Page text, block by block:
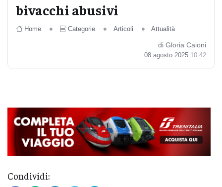
bivacchi abusivi
Home Categorie Articoli Attualità
di Gloria Caioni
08 agosto 2025 10:42
Condividi: